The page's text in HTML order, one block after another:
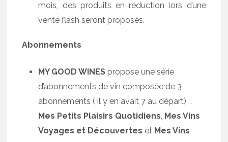
mois, des produits en réduction lors d’une
vente flash seront proposés.
Abonnements
MY GOOD WINES propose une série
d’abonnements de vin composée de 3
abonnements ( il y en avait 7 au départ) :
Mes Petits Plaisirs Quotidiens, Mes Vins
Voyages et Découvertes et Mes Vins